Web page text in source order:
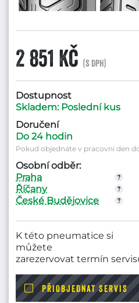
2 851 Kč (s DPH)
Dostupnost
Skladem: Poslední kus
Doručení
Do 24 hodin
Pokud objednáte v pracovní den
Osobní odběr:
Praha
Říčany
České Budějovice
K této pneumatice si
můžete
zarezervovat termín
PŘIOBJEDNAT SERVIS